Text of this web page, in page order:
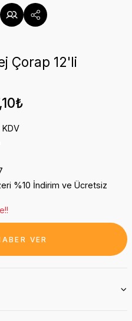
Çorap 12'li
%10 İndirim ve Ücretsiz
VER